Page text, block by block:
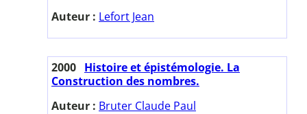
Auteur : Lefort Jean
2000 Histoire et épistémologie. La
Construction des nombres.
Auteur : Bruter Claude Paul